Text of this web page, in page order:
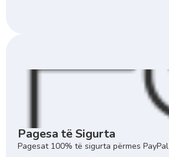
Pagesa të Sigurta
Pagesat 100% të sigurta përmes PayPal